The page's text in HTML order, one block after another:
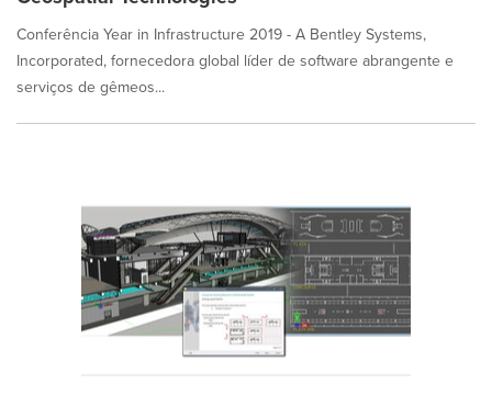
Conferência Year in Infrastructure 2019 - A Bentley Systems,
Incorporated, fornecedora global líder de software abrangente e
serviços de gêmeos...